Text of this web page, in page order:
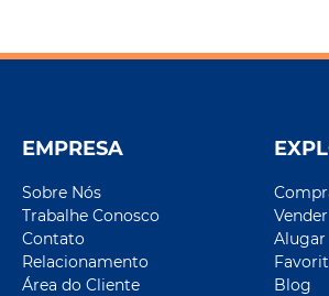
EMPRESA
Sobre Nós
Trabalhe Conosco
Contato
Relacionamento
Área do Cliente
Vender
Alugar
Blog